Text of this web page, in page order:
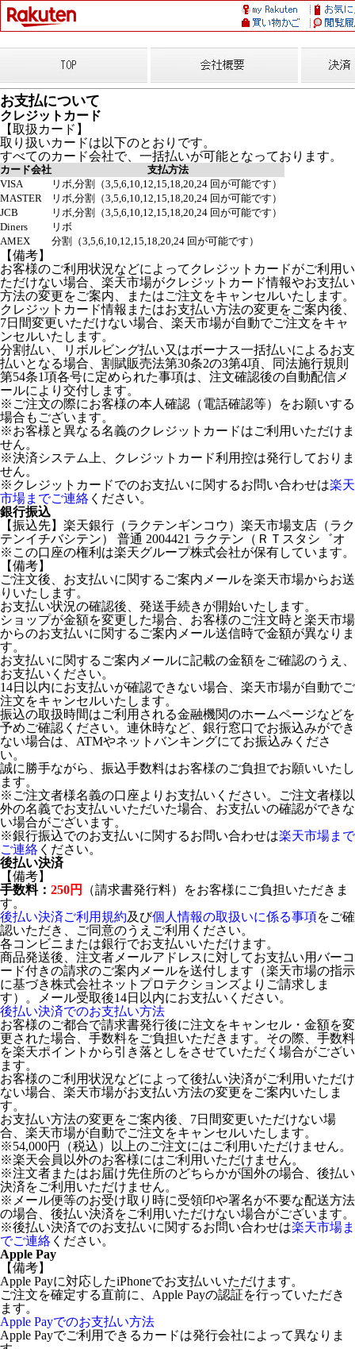
お支払について
クレジットカード
【取扱カード】
取り扱いカードは以下のとおりです。
すべてのカード会社で、一括払いが可能となっております。
カード会社
支払方法
VISA
リボ,分割（3,5,6,10,12,15,18,20,24 回が可能です）
MASTER
リボ,分割（3,5,6,10,12,15,18,20,24 回が可能です）
JCB
リボ,分割（3,5,6,10,12,15,18,20,24 回が可能です）
Diners
リボ
AMEX
分割（3,5,6,10,12,15,18,20,24 回が可能です）
【備考】
お客様のご利用状況などによってクレジットカードがご利用い
ただけない場合、楽天市場がクレジットカード情報やお支払い
方法の変更をご案内、またはご注文をキャンセルいたします。
クレジットカード情報またはお支払い方法の変更をご案内後、
7日間変更いただけない場合、楽天市場が自動でご注文をキャ
ンセルいたします。
分割払い、リボルビング払い又はボーナス一括払いによるお支
払いとなる場合、割賦販売法第30条2の3第4項、同法施行規則
第54条1項各号に定められた事項は、注文確認後の自動配信メ
ールにより交付します。
※ご注文の際にお客様の本人確認（電話確認等）をお願いする
場合もございます。
※お客様と異なる名義のクレジットカードはご利用いただけま
せん。
※決済システム上、クレジットカード利用控は発行しておりま
せん。
※クレジットカードでのお支払いに関するお問い合わせは楽天
市場までご連絡 ください。
銀行振込
【振込先】楽天銀行（ラクテンギンコウ）楽天市場支店（ラク
テンイチバシテン） 普通 2004421 ラクテン（ＲＴスタシ゛オ
※この口座の権利は楽天グループ株式会社が保有しています。
【備考】
ご注文後、お支払いに関するご案内メールを楽天市場からお送
りいたします。
お支払い状況の確認後、発送手続きが開始いたします。
ショップが金額を変更した場合、お客様のご注文時と楽天市場
からのお支払いに関するご案内メール送信時で金額が異なりま
す。
お支払いに関するご案内メールに記載の金額をご確認のうえ、
お支払いください。
14日以内にお支払いが確認できない場合、楽天市場が自動でご
注文をキャンセルいたします。
振込の取扱時間はご利用される金融機関のホームページなどを
予めご確認ください。連休時など、銀行窓口でお振込みができ
ない場合は、ATMやネットバンキングにてお振込みくださ
い。
誠に勝手ながら、振込手数料はお客様のご負担でお願いいたし
ます。
※ご注文者様名義の口座よりお支払いください。ご注文者様以
外の名義でお支払いいただいた場合、お支払いの確認ができな
い場合がございます。
※銀行振込でのお支払いに関するお問い合わせは楽天市場まで
ご連絡 ください。
後払い決済
【備考】
手数料： 250円
（請求書発行料）をお客様にご負担いただきま
す。
後払い決済ご利用規約及び個人情報の取扱いに係る事項をご確
認いただき、ご同意のうえご利用ください。
各コンビニまたは銀行でお支払いいただけます。
商品発送後、注文者メールアドレスに対してお支払い用バーコ
ード付きの請求のご案内メールを送付します（楽天市場の指示
に基づき株式会社ネットプロテクションズよりご請求しま
す）。メール受取後14日以内にお支払いください。
後払い決済でのお支払い方法
お客様のご都合で請求書発行後に注文をキャンセル・金額を変
更された場合、手数料をご負担いただきます。その際、手数料
を楽天ポイントから引き落としをさせていただく場合がござい
ます。
お客様のご利用状況などによって後払い決済がご利用いただけ
ない場合、楽天市場がお支払い方法の変更をご案内いたしま
す。
お支払い方法の変更をご案内後、7日間変更いただけない場
合、楽天市場が自動でご注文をキャンセルいたします。
※54,000円（税込）以上のご注文にはご利用いただけません。
※楽天会員以外のお客様にはご利用いただけません。
※注文者またはお届け先住所のどちらかが国外の場合、後払い
決済をご利用いただけません。
※メール便等のお受け取り時に受領印や署名が不要な配送方法
の場合、後払い決済をご利用いただけない場合がございます。
※後払い決済でのお支払いに関するお問い合わせは楽天市場ま
でご連絡 ください。
Apple Pay
【備考】
Apple Payに対応したiPhoneでお支払いいただけます。
ご注文を確定する直前に、Apple Payの認証を行っていただき
ます。
Apple Payでのお支払い方法
Apple Payでご利用できるカードは発行会社によって異なりま